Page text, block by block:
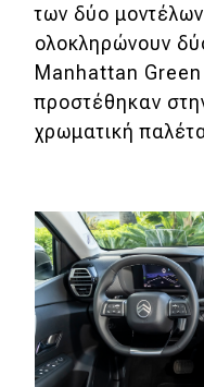
των δύο
ολοκληρώνουν
Manhattan
προστέθηκαν
χρωματική